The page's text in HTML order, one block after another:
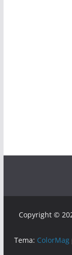
Copyright ©
Tema: ColorMag